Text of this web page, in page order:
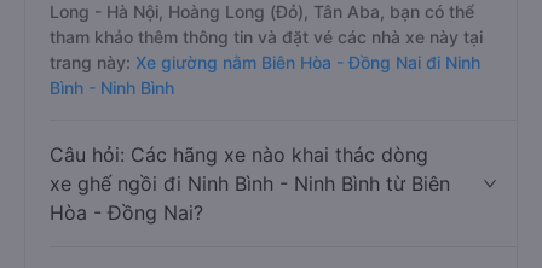
Long - Hà Nội, Hoàng Long (Đỏ), Tân Aba, bạn có thể
tham khảo thêm thông tin và đặt vé các nhà xe này tại
trang này: Xe giường nằm Biên Hòa - Đồng Nai đi Ninh
Bình - Ninh Bình
Câu hỏi: Các hãng xe nào khai thác dòng
xe ghế ngồi đi Ninh Bình - Ninh Bình từ Biên
Hòa - Đồng Nai?